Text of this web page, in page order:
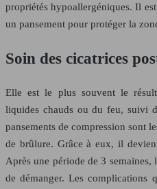
propriétés hypoallergéniques. Il
un pansement pour protéger la
Soin des cicatrices
Elle est le plus souvent le
liquides chauds ou du feu, suivi
pansements de compression sont
de brûlure. Grâce à eux, il
Après une période de 3 semaines,
de démanger. Les complications